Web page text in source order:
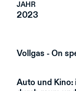
JAHR
2023
Vollgas - On
Auto und Kino: